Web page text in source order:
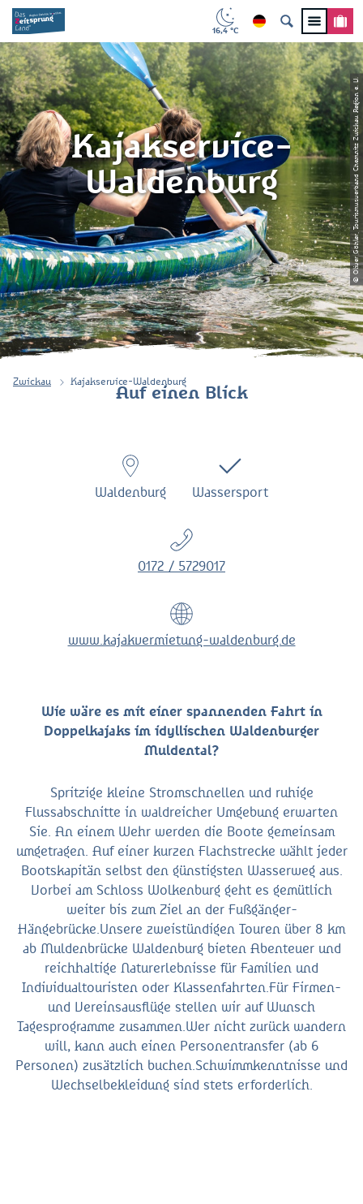
16,4 °C
© Oliver Göhler, Tourismusverband Chemnitz Zwickau Region e. V.
Kajakservice-
Waldenburg
Zwickau Kajakservice-Waldenburg
Auf einen Blick
Waldenburg Wassersport
0172 / 5729017
www.kajakvermietung-waldenburg.de
Wie wäre es mit einer spannenden Fahrt in
Doppelkajaks im idyllischen Waldenburger
Muldental?
Spritzige kleine Stromschnellen und ruhige
Flussabschnitte in waldreicher Umgebung erwarten
Sie. An einem Wehr werden die Boote gemeinsam
umgetragen. Auf einer kurzen Flachstrecke wählt jeder
Bootskapitän selbst den günstigsten Wasserweg aus.
Vorbei am Schloss Wolkenburg geht es gemütlich
weiter bis zum Ziel an der Fußgänger-
Hängebrücke.Unsere zweistündigen Touren über 8 km
ab Muldenbrücke Waldenburg bieten Abenteuer und
reichhaltige Naturerlebnisse für Familien und
Individualtouristen oder Klassenfahrten.Für Firmen-
und Vereinsausflüge stellen wir auf Wunsch
Tagesprogramme zusammen.Wer nicht zurück wandern
will, kann auch einen Personentransfer (ab 6
Personen) zusätzlich buchen.Schwimmkenntnisse und
Wechselbekleidung sind stets erforderlich.